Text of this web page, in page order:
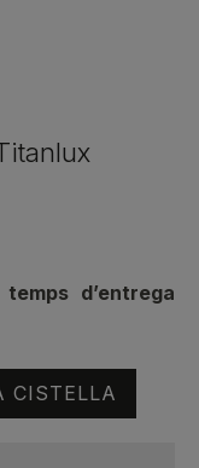
d’entrega
CISTELLA